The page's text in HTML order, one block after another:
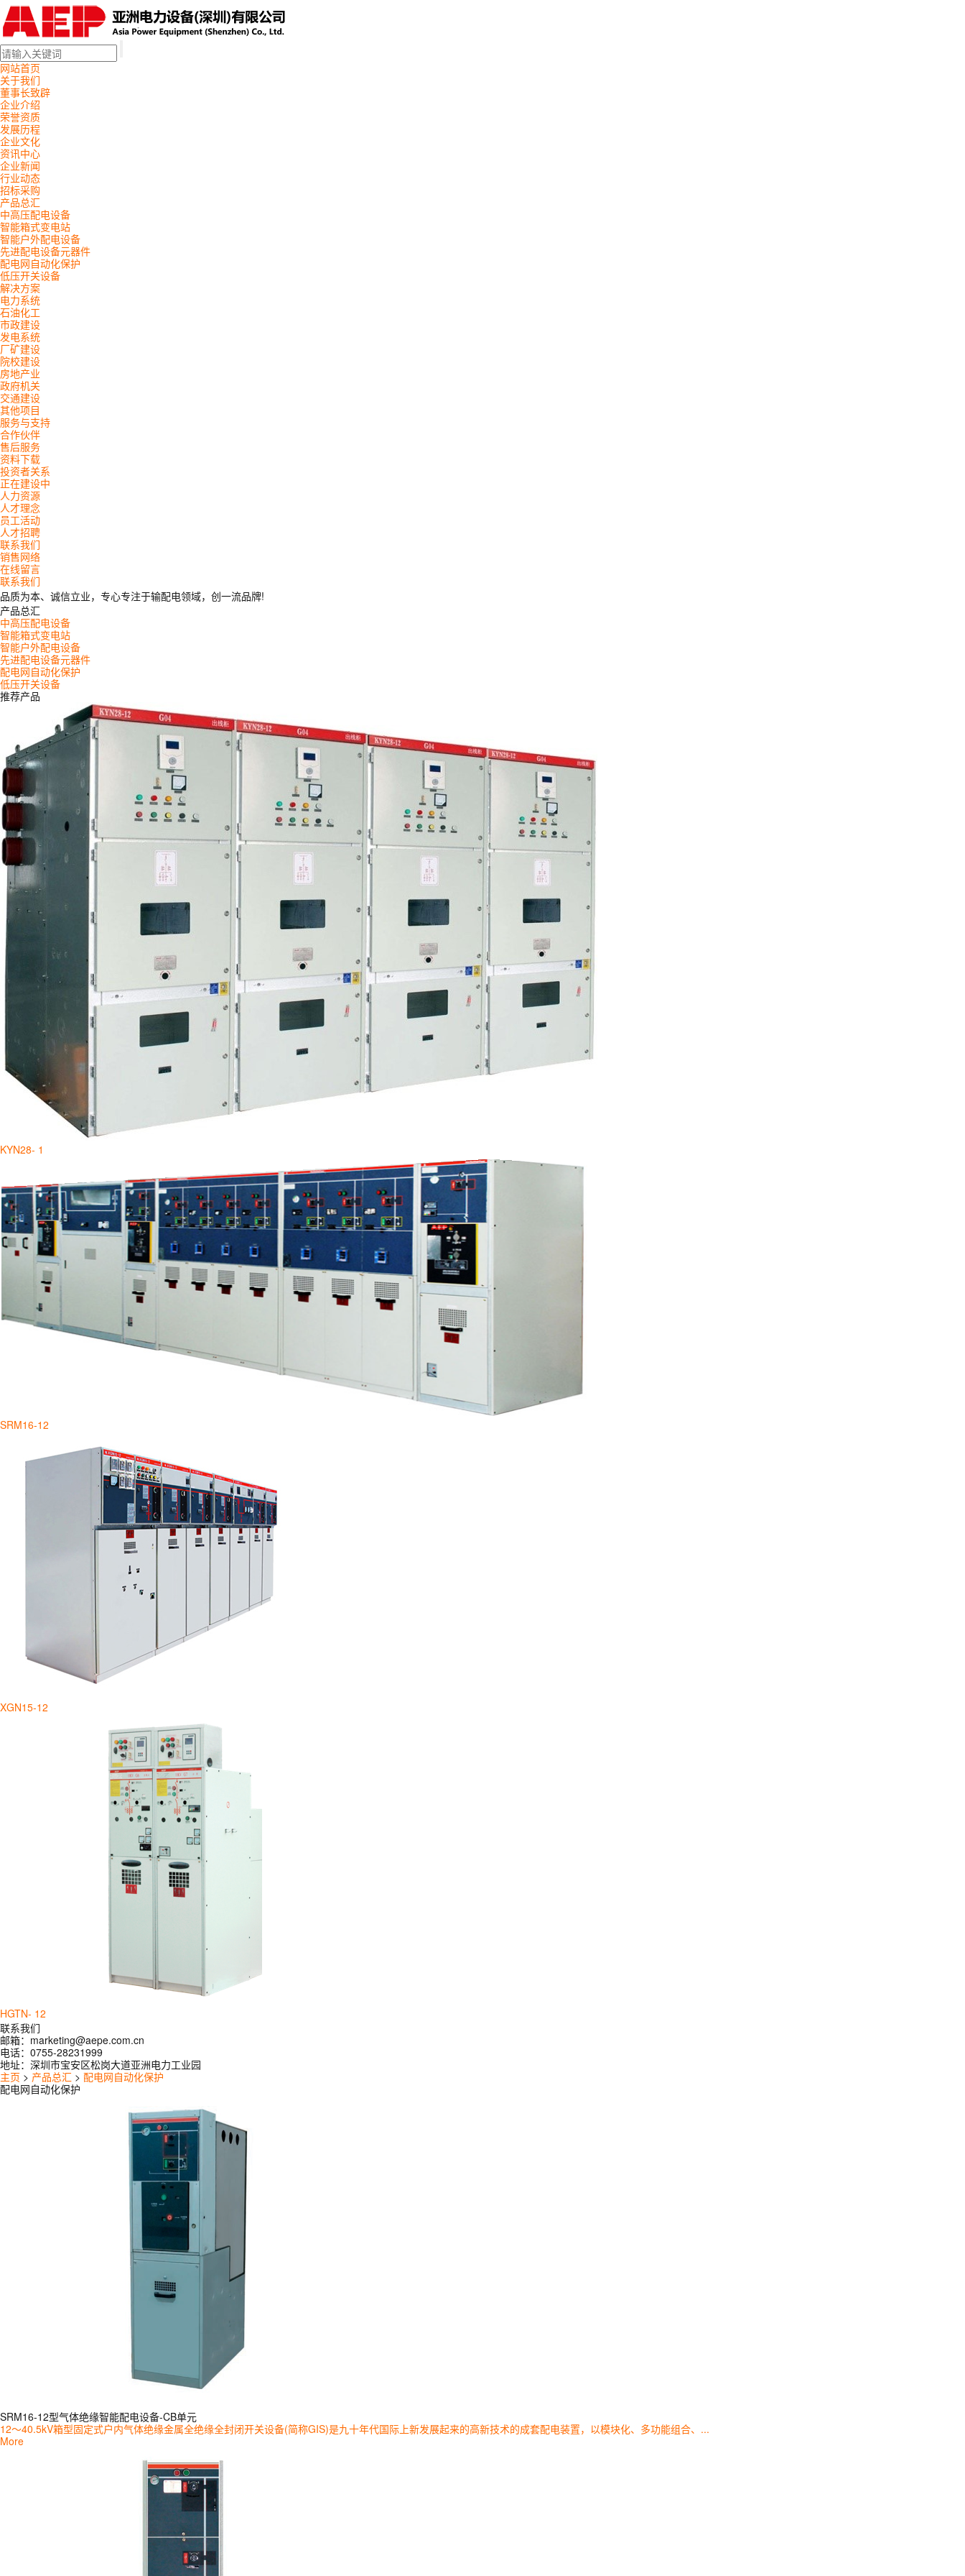
网站首页
关于我们
董事长致辟
企业介绍
荣誉资质
发展历程
企业文化
资讯中心
企业新闻
行业动态
招标采购
产品总汇
中高压配电设备
智能箱式变电站
智能户外配电设备
先进配电设备元器件
配电网自动化保护
低压开关设备
解决方案
电力系统
石油化工
市政建设
发电系统
厂矿建设
院校建设
房地产业
政府机关
交通建设
其他项目
服务与支持
合作伙伴
售后服务
资料下载
投资者关系
正在建设中
人力资源
人才理念
员工活动
人才招聘
联系我们
销售网络
在线留言
联系我们
品质为本、诚信立业，专心专注于输配电领域，创一流品牌!
产品总汇
中高压配电设备
智能箱式变电站
智能户外配电设备
先进配电设备元器件
配电网自动化保护
低压开关设备
推荐产品
KYN28- 1
SRM16-12
XGN15-12
HGTN- 12
联系我们
邮箱： marketing@aepe.com.cn
电话： 0755-28231999
地址： 深圳市宝安区松岗大道亚洲电力工业园
主页 > 产品总汇 > 配电网自动化保护
配电网自动化保护
SRM16-12型气体绝缘智能配电设备-CB单元
12～40.5kV箱型固定式户内气体绝缘金属全绝缘全封闭开关设备(简称GIS)是九十年代国际上新发展起来的高新技术的成套配电装置，以模块化、多功能组合、...
More